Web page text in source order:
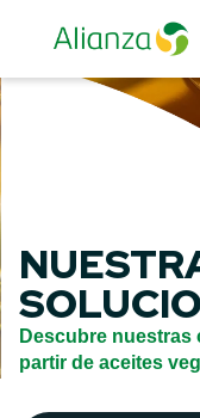
Descubre
partir de aceites